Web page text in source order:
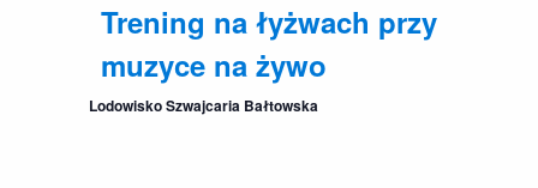
Trening na łyżwach przy
muzyce na żywo
Lodowisko Szwajcaria Bałtowska